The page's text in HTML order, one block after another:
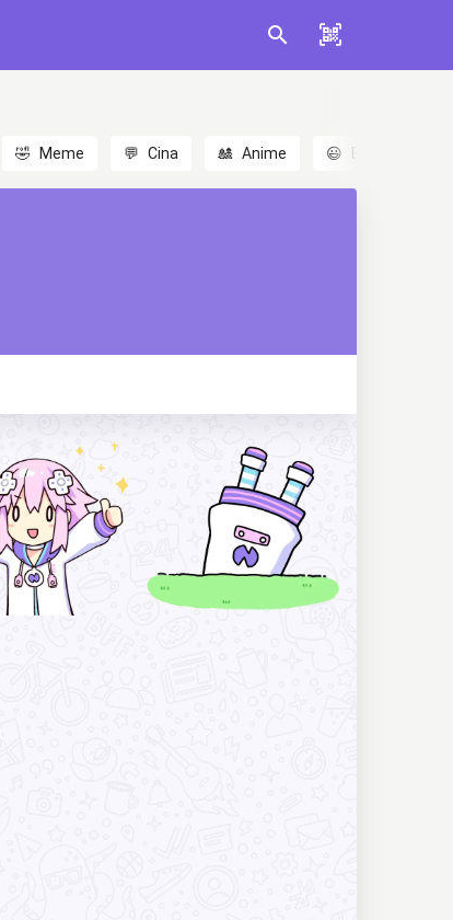
🤣 Meme 💬 Cina 🎎 Anime 😃